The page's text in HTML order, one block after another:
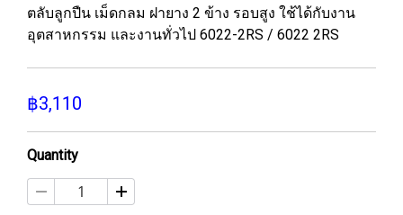
ตลับลูกปืน เม็ดกลม ฝายาง 2 ข้าง รอบสูง ใช้ได้กับงาน
อุตสาหกรรม และงานทั่วไป 6022-2RS / 6022 2RS
฿3,110
Quantity